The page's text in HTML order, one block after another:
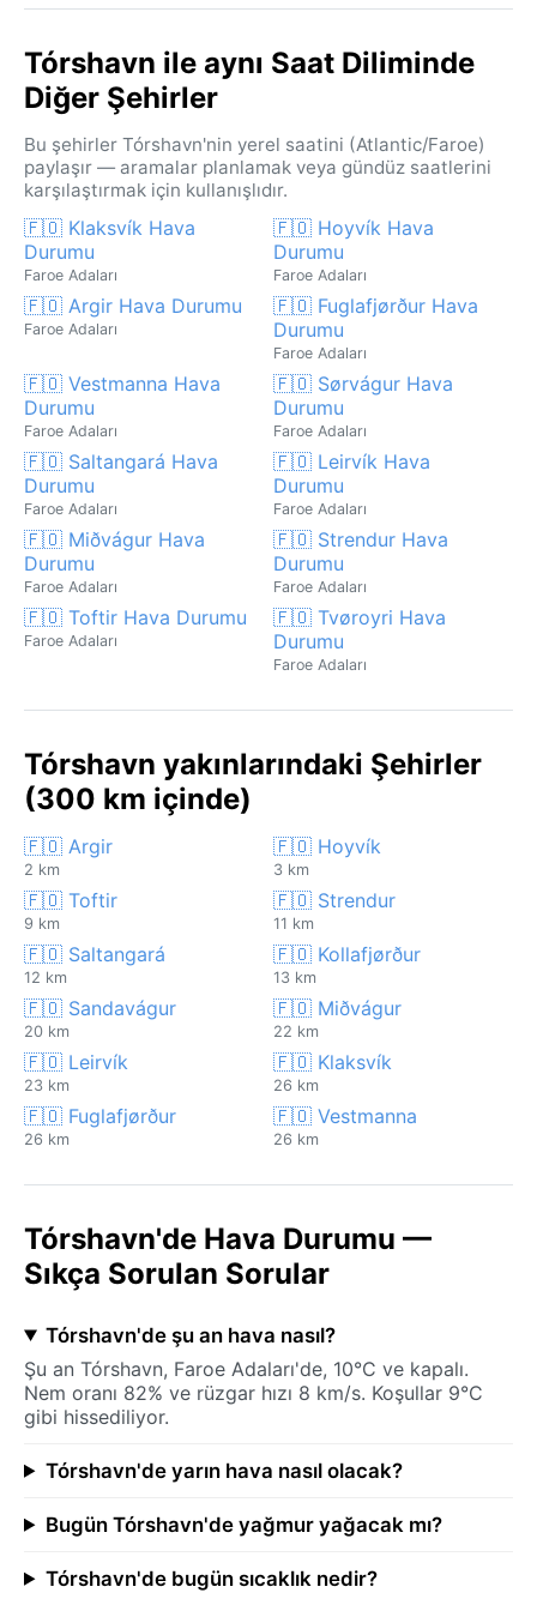
Tórshavn ile aynı Saat Diliminde
Diğer Şehirler
Bu şehirler Tórshavn'nin yerel saatini (Atlantic/Faroe)
paylaşır — aramalar planlamak veya gündüz saatlerini
karşılaştırmak için kullanışlıdır.
🇫🇴 Klaksvík Hava
Durumu
Faroe Adaları
🇫🇴 Hoyvík Hava
Durumu
Faroe Adaları
🇫🇴 Argir Hava Durumu
Faroe Adaları
🇫🇴 Fuglafjørður Hava
Durumu
Faroe Adaları
🇫🇴 Vestmanna Hava
Durumu
Faroe Adaları
🇫🇴 Sørvágur Hava
Durumu
Faroe Adaları
🇫🇴 Saltangará Hava
Durumu
Faroe Adaları
🇫🇴 Leirvík Hava
Durumu
Faroe Adaları
🇫🇴 Miðvágur Hava
Durumu
Faroe Adaları
🇫🇴 Strendur Hava
Durumu
Faroe Adaları
🇫🇴 Toftir Hava Durumu
Faroe Adaları
🇫🇴 Tvøroyri Hava
Durumu
Faroe Adaları
Tórshavn yakınlarındaki Şehirler
(300 km içinde)
🇫🇴 Argir
2 km
🇫🇴 Hoyvík
3 km
🇫🇴 Toftir
9 km
🇫🇴 Strendur
11 km
🇫🇴 Saltangará
12 km
🇫🇴 Kollafjørður
13 km
🇫🇴 Sandavágur
20 km
🇫🇴 Miðvágur
22 km
🇫🇴 Leirvík
23 km
🇫🇴 Klaksvík
26 km
🇫🇴 Fuglafjørður
26 km
🇫🇴 Vestmanna
26 km
Tórshavn'de Hava Durumu —
Sıkça Sorulan Sorular
Tórshavn'de şu an hava nasıl?
Şu an Tórshavn, Faroe Adaları'de, 10°C ve kapalı.
Nem oranı 82% ve rüzgar hızı 8 km/s. Koşullar 9°C
gibi hissediliyor.
Tórshavn'de yarın hava nasıl olacak?
Bugün Tórshavn'de yağmur yağacak mı?
Tórshavn'de bugün sıcaklık nedir?